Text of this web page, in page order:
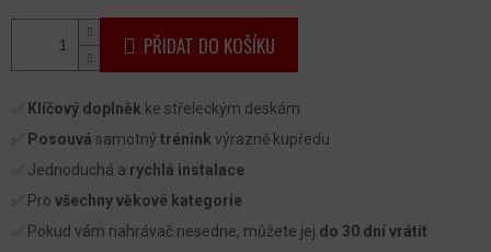
PŘIDAT DO KOŠÍKU
Klíčový doplněk ke střeleckým deskám
Posouvá samotný trénink výrazně kupředu
✅ Jednoduchá a rychlá instalace
✅ Pro všechny věkové kategorie
✅ Pokud vám nahrávač nesedne, můžete jej do 30 dní vrátit